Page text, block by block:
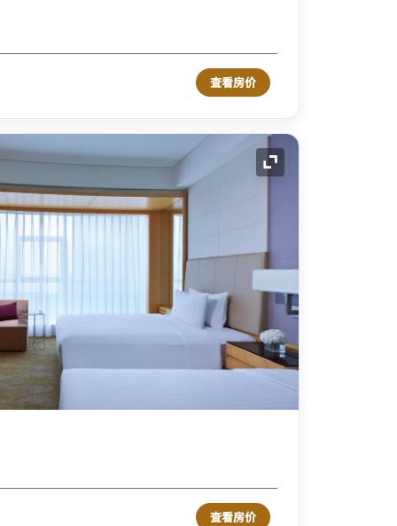
查看房价
展开图标
查看房价